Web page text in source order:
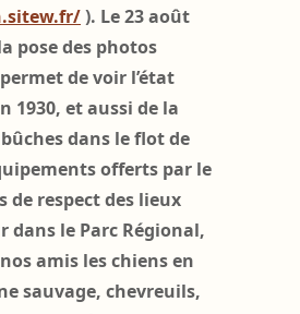
). Le 23 août
pose des photos
de voir l’état
1930, et aussi de la
dans le flot de
offerts par le
de respect des lieux
dans le Parc Régional,
amis les chiens en
sauvage, chevreuils,